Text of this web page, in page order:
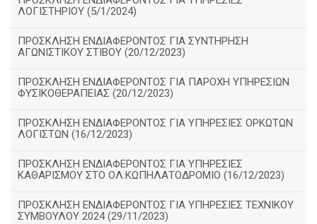
ΛΟΓΙΣΤΗΡΙΟΥ (5/1/2024)
ΠΡΟΣΚΛΗΣΗ ΕΝΔΙΑΦΕΡΟΝΤΟΣ ΓΙΑ ΣΥΝΤΗΡΗΣΗ
ΑΓΩΝΙΣΤΙΚΟΥ ΣΤΙΒΟΥ (20/12/2023)
ΠΡΟΣΚΛΗΣΗ ΕΝΔΙΑΦΕΡΟΝΤΟΣ ΓΙΑ ΠΑΡΟΧΗ ΥΠΗΡΕΣΙΩΝ
ΦΥΣΙΚΟΘΕΡΑΠΕΙΑΣ (20/12/2023)
ΠΡΟΣΚΛΗΣΗ ΕΝΔΙΑΦΕΡΟΝΤΟΣ ΓΙΑ ΥΠΗΡΕΣΙΕΣ ΟΡΚΩΤΩΝ
ΛΟΓΙΣΤΩΝ (16/12/2023)
ΠΡΟΣΚΛΗΣΗ ΕΝΔΙΑΦΕΡΟΝΤΟΣ ΓΙΑ ΥΠΗΡΕΣΙΕΣ
ΚΑΘΑΡΙΣΜΟΥ ΣΤΟ ΟΛ.ΚΩΠΗΛΑΤΟΔΡΟΜΙΟ (16/12/2023)
ΠΡΟΣΚΛΗΣΗ ΕΝΔΙΑΦΕΡΟΝΤΟΣ ΓΙΑ ΥΠΗΡΕΣΙΕΣ ΤΕΧΝΙΚΟΥ
ΣΥΜΒΟΥΛΟΥ 2024 (29/11/2023)